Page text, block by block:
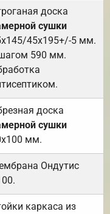
доска
сушки
45х195+/-5 мм.
590 мм.
доска
сушки
мм.
Ондутис
каркаса из